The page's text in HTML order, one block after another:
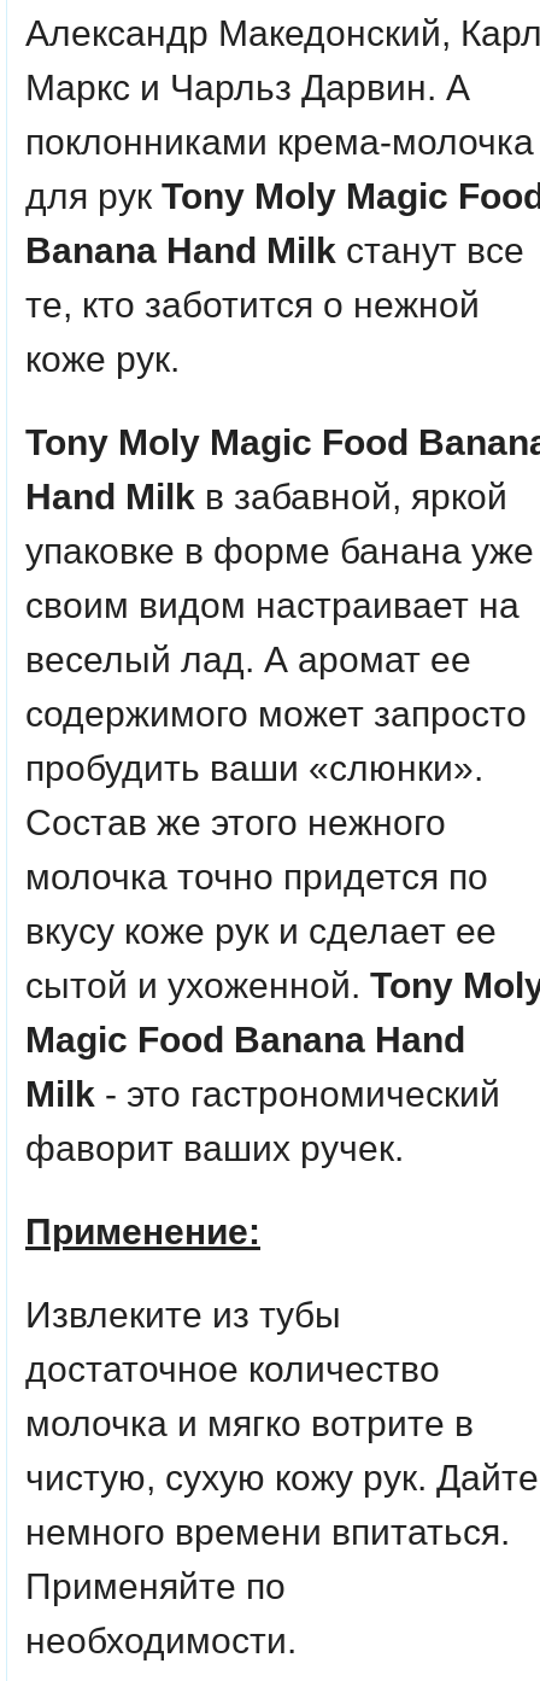
Александр Македонский,
Маркс и Чарльз Дарвин. А
поклонниками крема-молочка
для рук Tony Moly Magic
Banana Hand Milk станут все
те, кто заботится о нежной
коже рук.
Tony Moly Magic Food
Hand Milk в забавной, яркой
упаковке в форме банана уже
своим видом настраивает на
веселый лад. А аромат ее
содержимого может запросто
пробудить ваши «слюнки».
Состав же этого нежного
молочка точно придется по
вкусу коже рук и сделает ее
сытой и ухоженной. Tony
Magic Food Banana Hand
Milk - это гастрономический
фаворит ваших ручек.
Применение:
Извлеките из тубы
достаточное количество
молочка и мягко вотрите в
чистую, сухую кожу рук. Дайте
немного времени впитаться.
Применяйте по
необходимости.